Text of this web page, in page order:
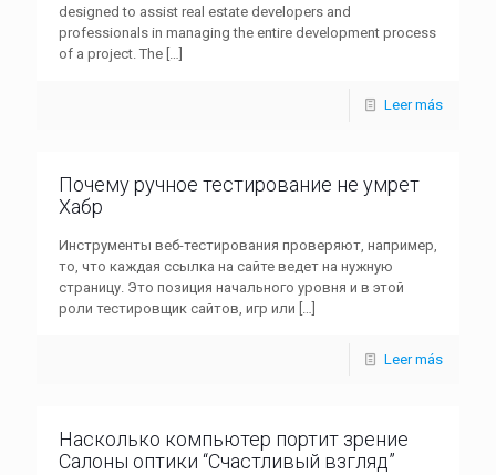
designed to assist real estate developers and
professionals in managing the entire development process
of a project. The […]
Leer más
Почему ручное тестирование не умрет
Хабр
Инструменты веб-тестирования проверяют, например,
то, что каждая ссылка на сайте ведет на нужную
страницу. Это позиция начального уровня и в этой
роли тестировщик сайтов, игр или […]
Leer más
Насколько компьютер портит зрение
Салоны оптики “Счастливый взгляд”